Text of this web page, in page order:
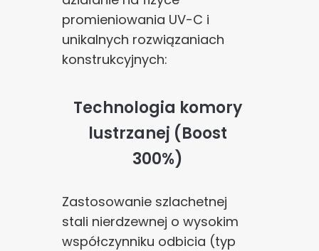
promieniowania UV-C i
unikalnych rozwiązaniach
konstrukcyjnych:
Technologia komory
lustrzanej (Boost
300%)
Zastosowanie szlachetnej
stali nierdzewnej o wysokim
współczynniku odbicia (typ